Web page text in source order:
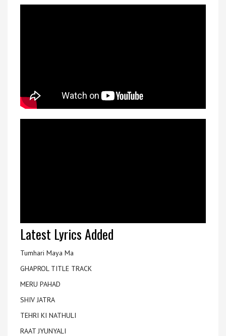
Latest Lyrics Added
Tumhari Maya Ma
GHAPROL TITLE TRACK
MERU PAHAD
SHIV JATRA
TEHRI KI NATHULI
RAAT JYUNYALI